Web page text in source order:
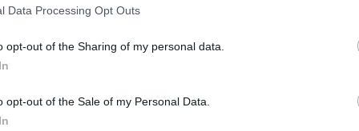
Data Processing Opt Outs
opt-out of the Sharing of my personal data.
opt-out of the Sale of my Personal Data.
szól. Csakhogy értsük: nem az a gond, hogy a
rendező, hanem mindezt elképesztő tárgyilagosan
látjuk és értjük, hogy miből mi következik, de a
melyen egy percig sem érezni a valódi tétet (értsd:
karakteréhez - itt ez nem jött át), ami mellesleg a
nem Tolkien személyében keresendő, hanem a